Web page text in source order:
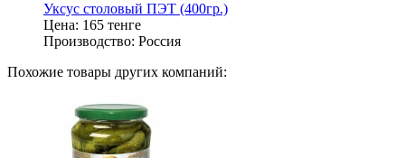
Уксус столовый ПЭТ (400гр.)
Цена: 165 тенге
Производство: Россия
Похожие товары других компаний: